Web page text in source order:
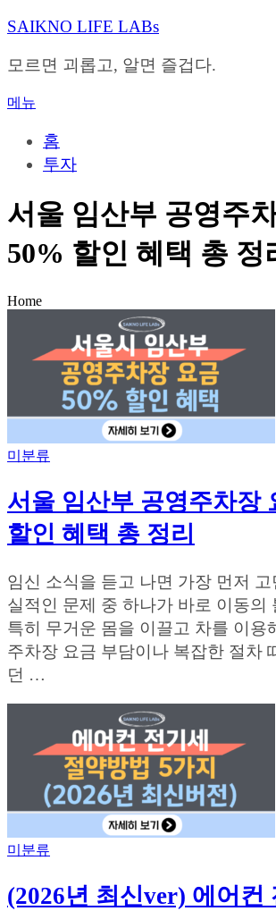
내
으
바
SAIKNO LIFE LABs
모르면 괴롭고, 알면 즐겁다.
메뉴
홈
투자
서울 임산부 공영주
50% 할인 혜택 총 정
Home
미분류
서울 임산부 공영주차장
할인 혜택 총 정리
임신 소식을 듣고 나면 가장 먼저 고
실적인 문제 중 하나가 바로 이동의
특히 무거운 몸을 이끌고 차를 이용
주차장 요금 부담이나 복잡한 절차
던 …
미분류
(2026년 최신ver) 에어컨